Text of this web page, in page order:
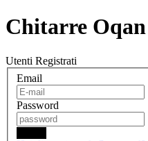
Chitarre Oqan
Utenti Registrati
Email
Password